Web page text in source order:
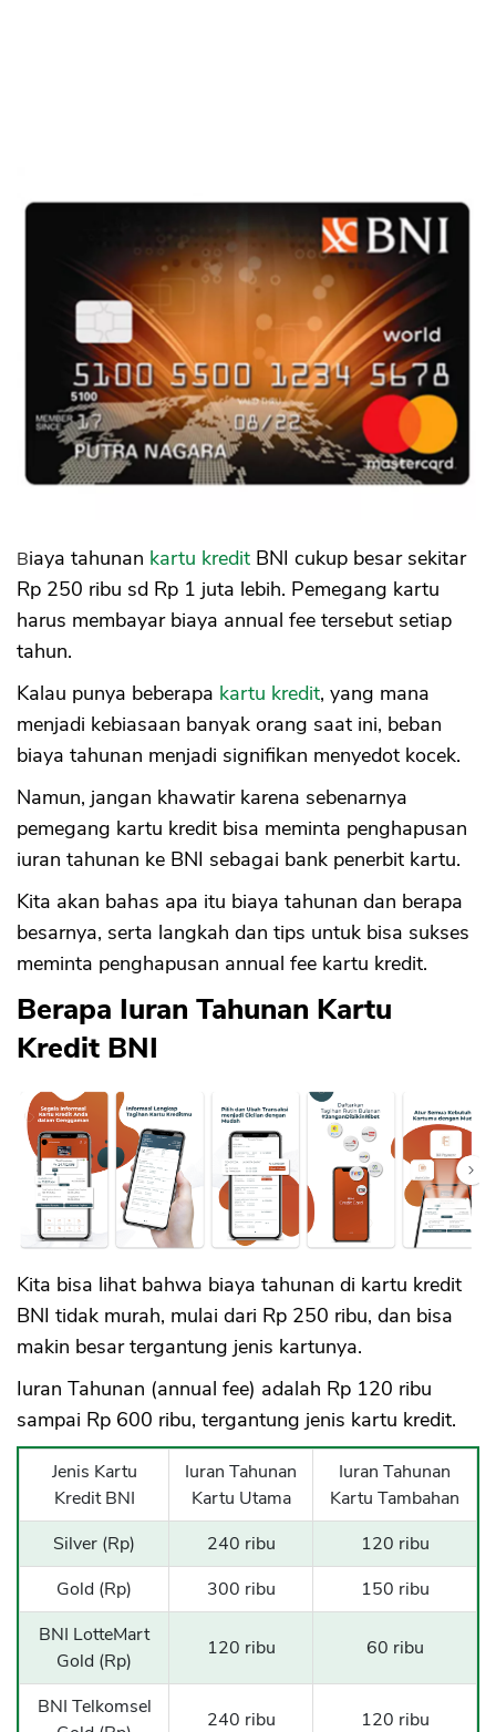
Asuransi Jiwa
Asuransi Kesehatan
Asuransi Syariah
Biaya tahunan kartu kredit BNI cukup besar sekitar
Rp 250 ribu sd Rp 1 juta lebih. Pemegang kartu
harus membayar biaya annual fee tersebut setiap
tahun.
Kalau punya beberapa kartu kredit, yang mana
menjadi kebiasaan banyak orang saat ini, beban
biaya tahunan menjadi signifikan menyedot kocek.
Namun, jangan khawatir karena sebenarnya
pemegang kartu kredit bisa meminta penghapusan
iuran tahunan ke BNI sebagai bank penerbit kartu.
Kita akan bahas apa itu biaya tahunan dan berapa
besarnya, serta langkah dan tips untuk bisa sukses
meminta penghapusan annual fee kartu kredit.
Berapa Iuran Tahunan Kartu
Kredit BNI
Kita bisa lihat bahwa biaya tahunan di kartu kredit
BNI tidak murah, mulai dari Rp 250 ribu, dan bisa
makin besar tergantung jenis kartunya.
Iuran Tahunan (annual fee) adalah Rp 120 ribu
sampai Rp 600 ribu, tergantung jenis kartu kredit.
Jenis Kartu
Kredit BNI
Iuran Tahunan
Kartu Utama
Iuran Tahunan
Kartu Tambahan
Silver (Rp)
240 ribu
120 ribu
Gold (Rp)
300 ribu
150 ribu
BNI LotteMart
Gold (Rp)
120 ribu 60 ribu
BNI Telkomsel
240 ribu 120 ribu